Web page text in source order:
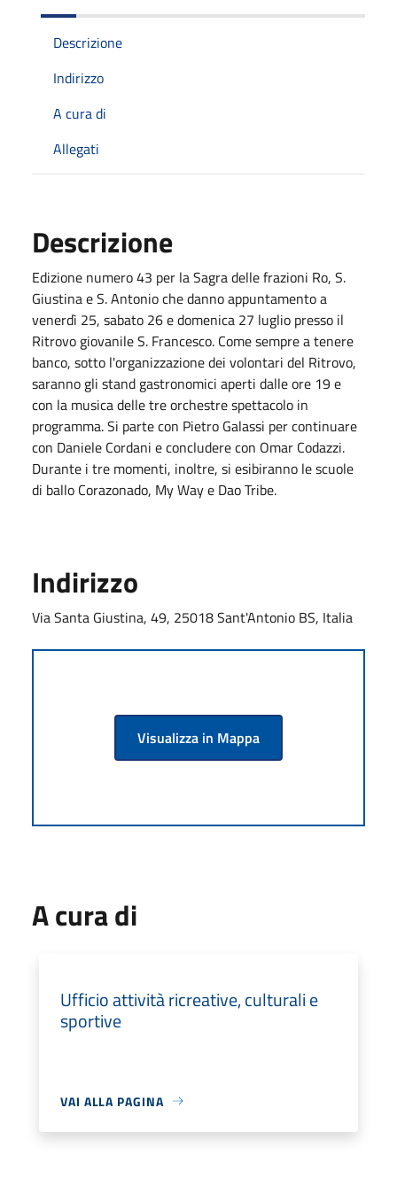
Descrizione
Indirizzo
A cura di
Allegati
Descrizione
Edizione numero 43 per la Sagra delle frazioni Ro, S.
Giustina e S. Antonio che danno appuntamento a
venerdì 25, sabato 26 e domenica 27 luglio presso il
Ritrovo giovanile S. Francesco. Come sempre a tenere
banco, sotto l'organizzazione dei volontari del Ritrovo,
saranno gli stand gastronomici aperti dalle ore 19 e
con la musica delle tre orchestre spettacolo in
programma. Si parte con Pietro Galassi per continuare
con Daniele Cordani e concludere con Omar Codazzi.
Durante i tre momenti, inoltre, si esibiranno le scuole
di ballo Corazonado, My Way e Dao Tribe.
Indirizzo
Via Santa Giustina, 49, 25018 Sant'Antonio BS, Italia
Visualizza in Mappa
A cura di
Ufficio attività ricreative, culturali e
sportive
VAI ALLA PAGINA